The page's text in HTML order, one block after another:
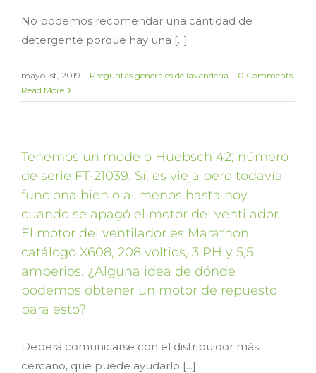
No podemos recomendar una cantidad de
detergente porque hay una [...]
mayo 1st, 2019 | Preguntas generales de lavandería | 0 Comments
Read More
Tenemos un modelo Huebsch 42; número
de serie FT-21039. Sí, es vieja pero todavía
funciona bien o al menos hasta hoy
cuando se apagó el motor del ventilador.
El motor del ventilador es Marathon,
catálogo X608, 208 voltios, 3 PH y 5,5
amperios. ¿Alguna idea de dónde
podemos obtener un motor de repuesto
para esto?
Deberá comunicarse con el distribuidor más
cercano, que puede ayudarlo [...]